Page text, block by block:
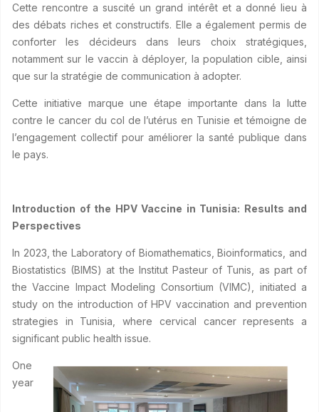
Cette rencontre a suscité un grand intérêt et a donné lieu à
des débats riches et constructifs. Elle a également permis de
conforter les décideurs dans leurs choix stratégiques,
notamment sur le vaccin à déployer, la population cible, ainsi
que sur la stratégie de communication à adopter.
Cette initiative marque une étape importante dans la lutte
contre le cancer du col de l’utérus en Tunisie et témoigne de
l’engagement collectif pour améliorer la santé publique dans
le pays.
Introduction of the HPV Vaccine in Tunisia: Results and
Perspectives
In 2023, the Laboratory of Biomathematics, Bioinformatics, and
Biostatistics (BIMS) at the Institut Pasteur of Tunis, as part of
the Vaccine Impact Modeling Consortium (VIMC), initiated a
study on the introduction of HPV vaccination and prevention
strategies in Tunisia, where cervical cancer represents a
significant public health issue.
One
year